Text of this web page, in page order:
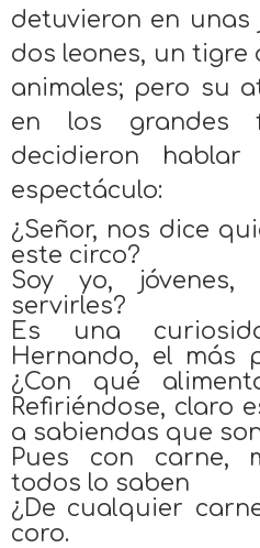
detuvieron en
dos leones, un tigre
animales; pero su
en los grandes
decidieron
espectáculo:
¿Señor, nos dice
este circo?
Soy yo,
servirles?
Es una
Hernando, el más
¿Con qué
Refiriéndose, claro
a sabiendas que
Pues con carne,
todos lo saben
¿De cualquier
coro.